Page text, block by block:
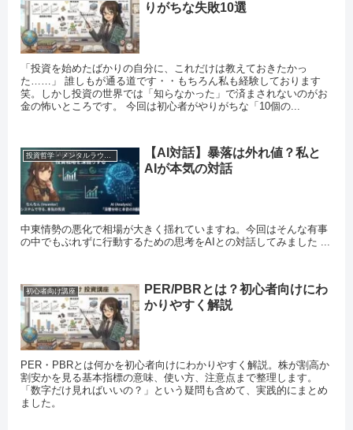
りがちな失敗10選
「投資を始めたばかりの自分に、これだけは教えておきたかっ
た……」 誰しもが通る道です・・もちろん私も経験しております
笑。しかし投資の世界では「知らなかった」で済まされないのがお
金の怖いところです。 今回は初心者がやりがちな「10個の...
投資哲学・メンタルラウンジ
【AI対話】暴落は外れ値？私と
AIが本気の対話
中東情勢の悪化で相場が大きく揺れていますね。今回はそんな有事
の中でもぶれずに行動するための思考をAIとの対話してみました ...
初心者向け講座
PER/PBRとは？初心者向けにわ
かりやすく解説
PER・PBRとは何かを初心者向けにわかりやすく解説。株が割高か
割安かを見る基本指標の意味、使い方、注意点まで整理します。
「数字だけ見ればいいの？」という疑問も含めて、実践的にまとめ
ました。